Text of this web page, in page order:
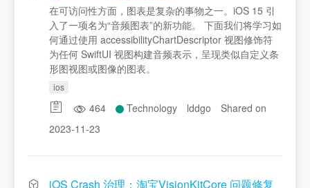
在可访问性方面，图表是复杂的事物之一。iOS 15 引
入了一项名为“音频图表”的新功能。 下面我们将学习如
何通过使用 accessibilityChartDescriptor 视图修饰符
为任何 SwiftUI 视图构建音频表示，呈现类似自定义条
形图视图或图像的图表。
ios
464 Technology lddgo
Shared on
2023-11-23
iOS Crash 治理：淘宝VisionKitCore 问题修复